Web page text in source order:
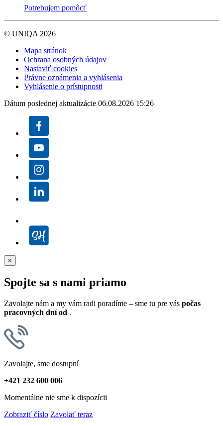
Potrebujem pomôcť
© UNIQA 2026
Mapa stránok
Ochrana osobných údajov
Nastaviť cookies
Právne oznámenia a vyhlásenia
Vyhlásenie o prístupnosti
Dátum poslednej aktualizácie 06.08.2026 15:26
×
Spojte sa s nami priamo
Zavolajte nám a my vám radi poradíme – sme tu pre vás počas
pracovných dní od .
Zavolajte, sme dostupní
+421 232 600 006
Momentálne nie sme k dispozícii
Zobraziť číslo Zavolať teraz